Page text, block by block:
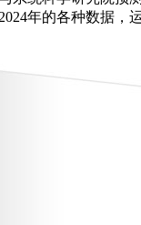
年的各种数据，